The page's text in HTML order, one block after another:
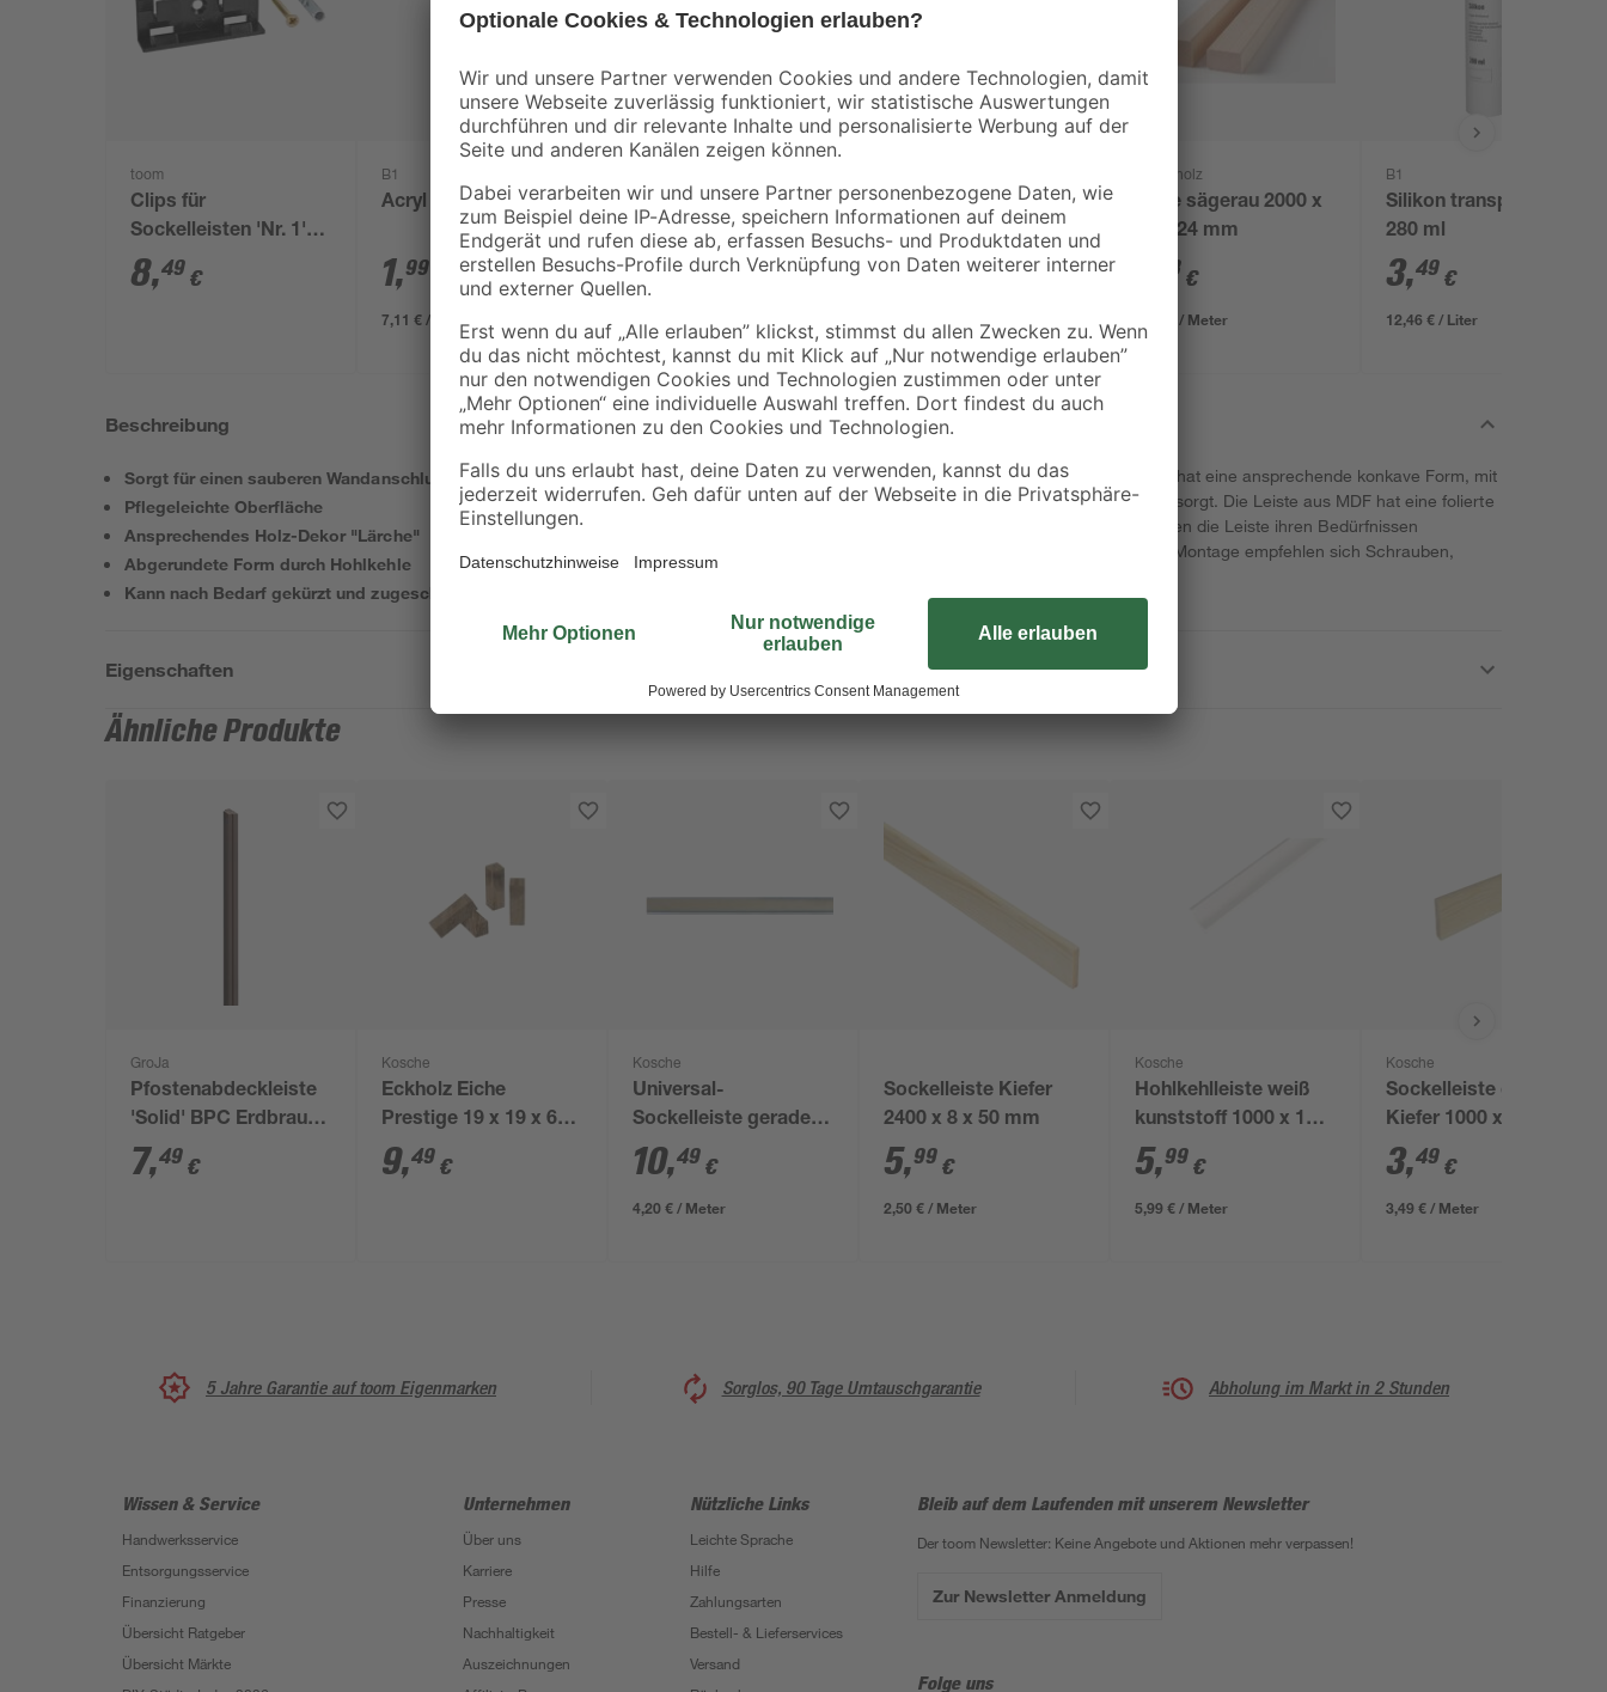
toom
Clips für
Sockelleisten 'Nr. 1'
schwarz, 20 Stück
8,49 €
B1
Acryl weiß 280 ml
1,99
7,11 € / Liter
Akustik-Paneel Eiche
natur furniert 2400 x
561 x 19 mm
67,16€
Latte gehobelt 2000 x
44 x 24 mm
3,98 €
binderholz
Latte sägerau 2000 x
48 x 24 mm
78 €
0,89 € / Meter
B1
Silikon transparent
280 ml
3,49 €
12,46 € / Liter
Beschreibung
Sorgt für einen sauberen Wandanschluss
Pflegeleichte Oberfläche
Ansprechendes Holz-Dekor "Lärche"
Abgerundete Form durch Hohlkehle
Kann nach Bedarf gekürzt und zugeschnitten werden
Die Hohlkehlleiste in hochwertiger Lärche-Optik hat eine ansprechende konkave Form, mit
der sie für einen harmonischen Wandanschluss sorgt. Die Leiste aus MDF hat eine folierte
Oberfläche, die sie pflegeleicht macht. Sie können die Leiste ihren Bedürfnissen
entsprechend kürzen und zuschneiden. Für die Montage empfehlen sich Schrauben,
Eigenschaften
Ähnliche Produkte
GroJa
Pfostenabdeckleiste
'Solid' BPC Erdbraun
2,9 x 1,5 x 100 cm
7,49 €
Kosche
Eckholz Eiche
Prestige 19 x 19 x 60
mm, 4 Stück
9,49 €
Kosche
Universal-
Sockelleiste gerade
silber 2500 x 58 x 13
mm
10,49 €
4,20 € / Meter
Sockelleiste Kiefer
2400 x 8 x 50 mm
5,99 €
2,50 € / Meter
Kosche
Hohlkehlleiste weiß
kunststoff 1000 x 18 x
18 mm
5,99 €
5,99 € / Meter
Kosche
Sockelleiste gerade
Kiefer 1000 x 50 x 8
mm
3,49 €
3,49 € / Meter
5 Jahre Garantie auf toom Eigenmarken Sorglos, 90 Tage Umtauschgarantie Abholung im Markt in 2 Stunden
Wissen & Service
Handwerksservice
Entsorgungsservice
Finanzierung
Übersicht Ratgeber
Übersicht Märkte
Unternehmen
Über uns
Karriere
Presse
Nachhaltigkeit
Auszeichnungen
Nützliche Links
Leichte Sprache
Hilfe
Zahlungsarten
Bestell- & Lieferservices
Versand
Bleib auf dem Laufenden mit unserem Newsletter
Der toom Newsletter: Keine Angebote und Aktionen mehr verpassen!
Zur Newsletter Anmeldung
Folge uns